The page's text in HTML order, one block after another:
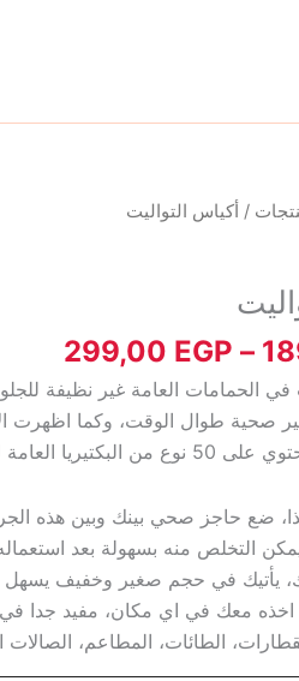
/ أكياس التواليت
–
299,00 EGP
في الحمامات العامة غير نظيفة
غير صحية طوال الوقت، وكما اظهرت
50 نوع من البكتيريا العامة لكل انش مربع.
ضع حاجز صحي بينك وبين هذه
التخلص منه بسهولة بعد
يأتيك في حجم صغير وخفيف
اخذه معك في اي مكان، مفيد جدا في
الطائات، المطاعم، الصالات